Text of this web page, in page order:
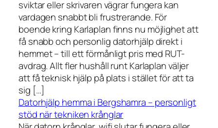
sviktar eller skrivaren vägrar fungera kan
vardagen snabbt bli frustrerande. För
boende kring Karlaplan finns nu möjlighet att
få snabb och personlig datorhjälp direkt i
hemmet – till ett förmånligt pris med RUT-
avdrag. Allt fler hushåll runt Karlaplan väljer
att få teknisk hjälp på plats i stället för att ta
sig […]
Datorhjälp hemma i Bergshamra – personligt
stöd när tekniken krånglar